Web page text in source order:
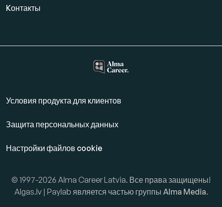
Kонтакты
Условия продукта для клиентов
Защита персональных данных
Настройки файлов cookie
© 1997-2026 Alma Career Latvia. Все права защищены!
Algas.lv | Paylab является частью группы Alma Media.